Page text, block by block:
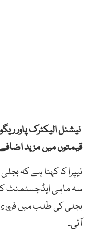
نیشنل الیکٹرک پاور
قیمتوں میں مزید
نیپرا کا کہنا ہے کہ
سہ ماہی ایڈجسٹمنٹ
آئی۔